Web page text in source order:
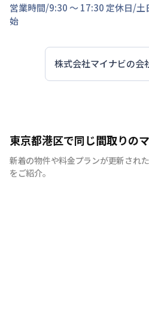
営業時間/9:30 ～ 17:30 定休日/土
始
株式会社マイナビの会
快適で安心な住まいをご提供。
を考え、専門部隊がお部屋を厳
東京都港区で同じ間取りの
新着の物件や料金プランが更新され
をご紹介。